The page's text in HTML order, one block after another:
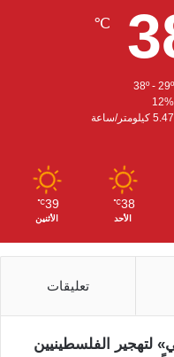
و
ب
ق
ا
℃
38º - 29º
12%
5.47 كيلومتر/ساعة
38
℃
الأحد
39
℃
الأثنين
تعليقات
لتهجير الفلسطينيين